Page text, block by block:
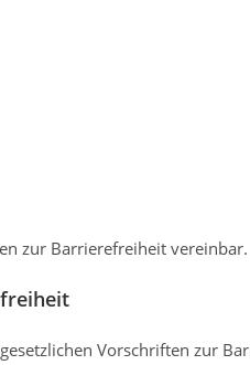
zur Barrierefreiheit vereinbar.
Vorschriften zur